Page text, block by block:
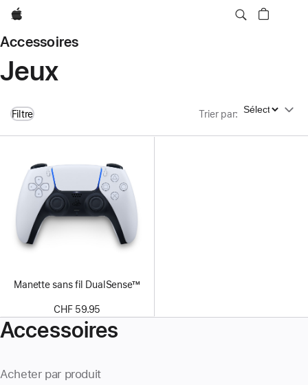
Apple
Accessoires
Jeux
Filtre Trier par: Trier par
Manette sans fil DualSense™
CHF 59.95
Accessoires
Acheter par produit